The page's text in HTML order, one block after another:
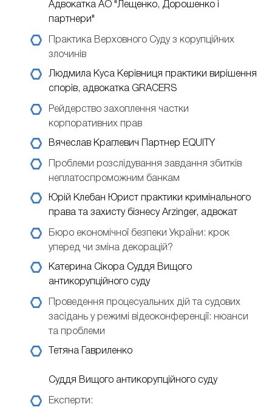
Адвокатка АО "Лещенко, Дорошенко і
партнери"
Практика Верховного Суду з корупційних
злочинів
Людмила Куса Керівниця практики вирішення
спорів, адвокатка GRACERS
Рейдерство захоплення частки
корпоративних прав
Вячеслав Краглевич Партнер EQUITY
Проблеми розслідування завдання збитків
неплатоспроможним банкам
Юрій Клебан Юрист практики кримінального
права та захисту бізнесу Arzinger, адвокат
Бюро економічної безпеки України: крок
уперед чи зміна декорацій?
Катерина Сікора Суддя Вищого
антикорупційного суду
Проведення процесуальних дій та судових
засідань у режимі відеоконференції: нюанси
та проблеми
Тетяна Гавриленко
Суддя Вищого антикорупційного суду
Експерти: